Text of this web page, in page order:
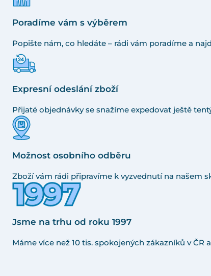
Poradíme vám s výběrem
Popište nám, co hledáte – rádi vám poradíme a
Expresní odeslání zboží
Přijaté objednávky se snažíme expedovat ještě
Možnost osobního odběru
Zboží vám rádi připravíme k vyzvednutí na našem
Jsme na trhu od roku 1997
Máme více než 10 tis. spokojených zákazníků v ČR